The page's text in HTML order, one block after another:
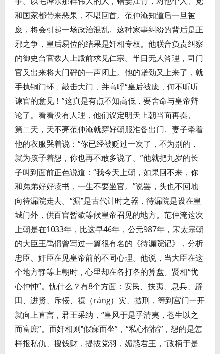
和国家都带来恶果，不堪回首。范仲淹知道后一旦被
废，将会引起一场政治混乱。这种家事纠纷的背后是正
邪之争，皇后易位的结果是奸相专权。他联合负责纠察
的御史台官数人上殿前求见仁宗。半日无人答理，司门
官又出来将大门砰的一声闭上。他的犟劲又上来了，就
手执铜门环，敲击大门，并高呼“皇后被废，何不听听
谏官的意见！”这真是有点不知高低，要舍命与皇帝辩
论了。看看没有人理，他们议定明天上朝当面再奏。
第二天，天不亮范仲淹就穿好朝服准备出门。妻子牵着
他的衣服哭着说：“你已经被贬过一次了，不为别的，
就为孩子着想，你也再不敢多说了。”他就把九岁的长
子叫到面前正色说道：“我今天上朝，如果回不来，你
和弟弟好好读书，一生不要坐官。”说罢，头也不回地
向待漏院走去。“漏”是古代计时之器，待漏院是设在皇
城门外，供百官暂歇等候皇帝召见的地方。范仲淹这次
上朝是在1033年，比这早46年，公元987年，宋太宗朝
的大臣王禹偁曾写过一篇很有名的《待漏院记》，分析
忠臣、奸臣在见皇帝前的不同心理。他说，当大臣在这
个地方静等上朝时，心里却在各打各的算盘。贤相“忧
心忡忡”。忧什么？有8个方面：安民、扶夷、息兵、辟
田、进贤、斥佞、禳（ráng）灾、措刑，等到宫门一开
就向上直言，君王采纳，“皇风于是乎清夷，苍生以之
而富庶”。而奸相则“假寐而坐”，“私心慆慆”，想的是怎
样报私仇、搜钱财，提拔党羽，媚惑君王，“政柄于是